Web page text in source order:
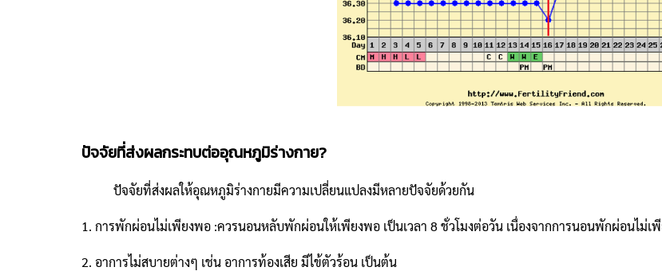
ปัจจัยที่ส่งผลกระทบต่ออุณหภูมิร่างกาย?
ปัจจัยที่ส่งผลให้อุณหภูมิร่างกายมีความเปลี่ยนแปลงมีหลายปัจจัยด้วยกัน
1. การพักผ่อนไม่เพียงพอ :ควรนอนหลับพักผ่อนให้เพียงพอ เป็นเวลา 8 ชั่วโมงต่อวัน เนื่องจากการนอนพักผ่อนไ
2. อาการไม่สบายต่างๆ เช่น อาการท้องเสีย มีไข้ตัวร้อน เป็นต้น